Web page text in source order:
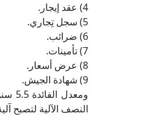
4) عقد إيجار.
5) سجل تِجاري.
6) ضرائب.
7) تأمينات.
8) عرض أسعار.
9) شهادة الجيش.
النصف الآلية لتصبح